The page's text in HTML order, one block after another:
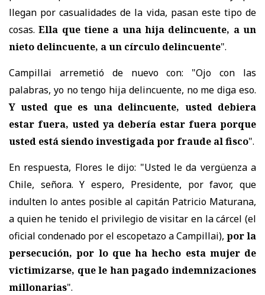
llegan por casualidades de la vida, pasan este tipo de
cosas.Ella que tiene a una hija delincuente, a un
nieto delincuente, a un círculo delincuente".
Campillai arremetió de nuevo con: "Ojo con las
palabras, yo no tengo hija delincuente, no me diga eso.
Y usted que es una delincuente, usted debiera
estar fuera, usted ya debería estar fuera porque
usted está siendo investigada por fraude al fisco".
En respuesta, Flores le dijo: "Usted le da vergüenza a
Chile, señora. Y espero, Presidente, por favor, que
indulten lo antes posible al capitán Patricio Maturana,
a quien he tenido el privilegio de visitar en la cárcel (el
oficial condenado por el escopetazo a Campillai), por la
persecución, por lo que ha hecho esta mujer de
victimizarse, que le han pagado indemnizaciones
millonarias".